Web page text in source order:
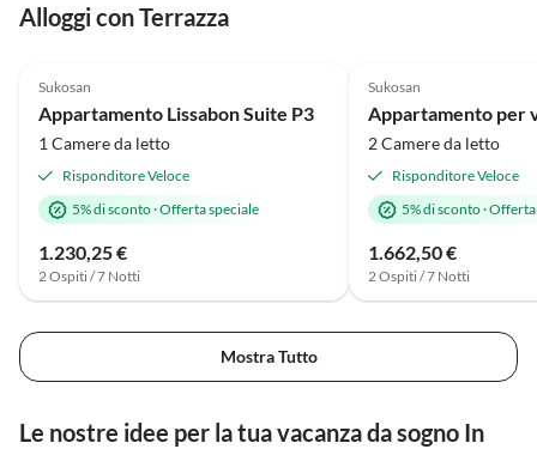
Alloggi con Terrazza
Sukosan
Appartamento Lissabon Suite P3
1 Camere da letto
Risponditore Veloce
5% di sconto·Offerta speciale
1.230,25 €
2 Ospiti / 7 Notti
Vacanza al mare
Sukosan
2 Camere da letto
Risponditore Veloce
5% di sconto·Offerta
1.662,50 €
2 Ospiti / 7 Notti
Mostra Tutto
Le nostre idee per la tua vacanza da sogno In